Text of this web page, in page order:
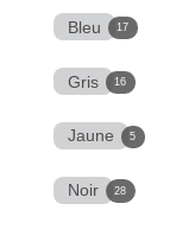
Bleu 17
Gris 16
Jaune 5
Noir 28